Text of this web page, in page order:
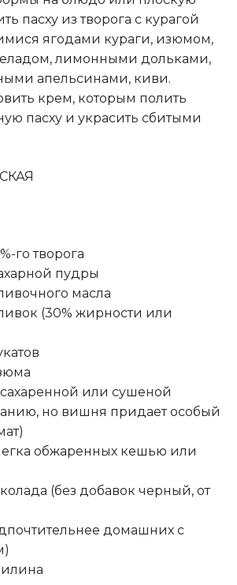
пасху из творога с курагой
ягодами кураги, изюмом,
лимонными дольками,
апельсинами, киви.
крем, которым полить
пасху и украсить сбитыми
го творога
пудры
масла
(30% жирности или
или сушеной
но вишня придает особый
обжаренных кешью или
(без добавок черный, от
домашних с